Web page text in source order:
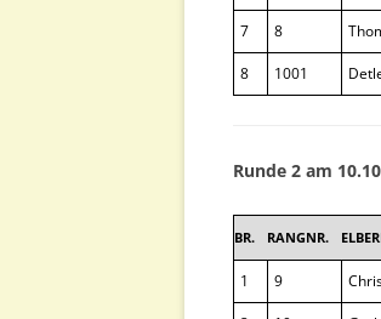
7 8
8 1001
Runde 2 am
BR. RANGNR.
1 9